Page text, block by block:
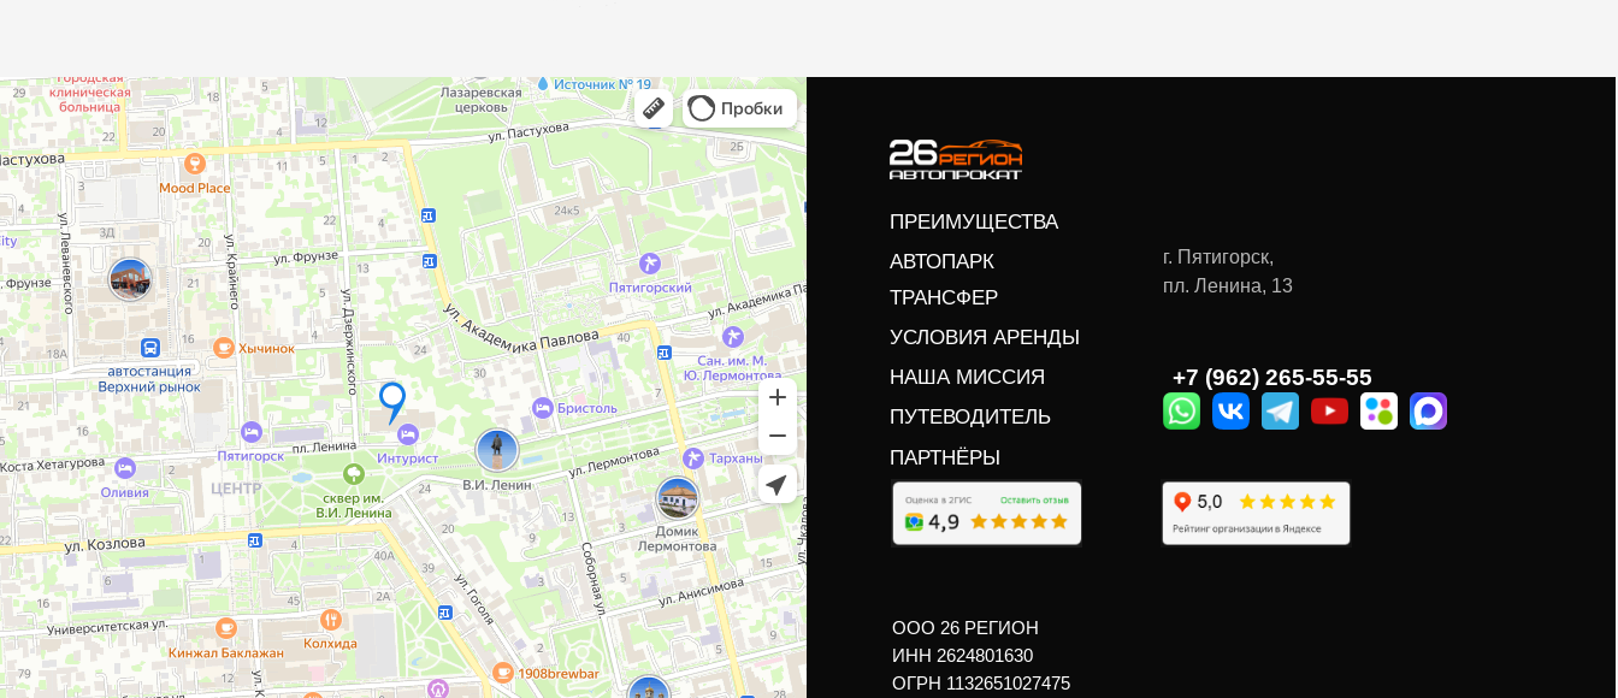
г. Пятигорск,
пл. Ленина, 13
ООО 26 РЕГИОН
ИНН 2624801630
ОГРН 1132651027475
ПРЕИМУЩЕСТВА
ТРАНСФЕР
АВТОПАРК
УСЛОВИЯ АРЕНДЫ
ПУТЕВОДИТЕЛЬ
НАША МИССИЯ
ПАРТНЁРЫ
+7 (962) 265-55-55‬